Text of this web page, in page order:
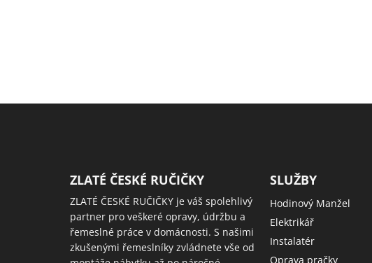
ZLATÉ ČESKÉ RUČIČKY
ZLATÉ ČESKÉ RUČIČKY je váš spolehlivý
partner pro veškeré opravy, údržbu a
řemeslné práce v domácnosti. S našimi
zkušenými řemeslníky zvládnete vše od
SLUŽBY
Hodinový Manžel
Elektrikář
Instalatér
Oprava pračky